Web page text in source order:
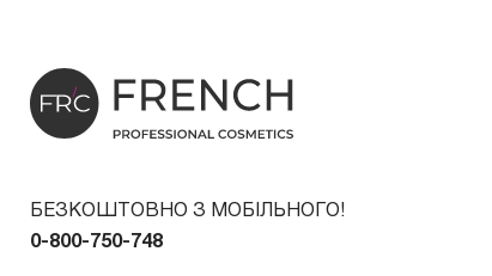
БЕЗКОШТОВНО З МОБІЛЬНОГО!
0-800-750-748